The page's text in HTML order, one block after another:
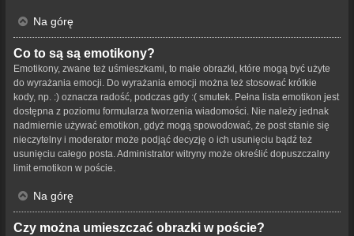
Na górę
Co to są są emotikony?
Emotikony, zwane też uśmieszkami, to małe obrazki, które mogą być użyte
do wyrażania emocji. Do wyrażania emocji można też stosować krótkie
kody, np. :) oznacza radość, podczas gdy :( smutek. Pełna lista emotikon jest
dostępna z poziomu formularza tworzenia wiadomości. Nie należy jednak
nadmiernie używać emotikon, gdyż mogą spowodować, że post stanie się
nieczytelny i moderator może podjąć decyzję o ich usunięciu bądź też
usunięciu całego posta. Administrator witryny może określić dopuszczalny
limit emotikon w poście.
Na górę
Czy można umieszczać obrazki w poście?